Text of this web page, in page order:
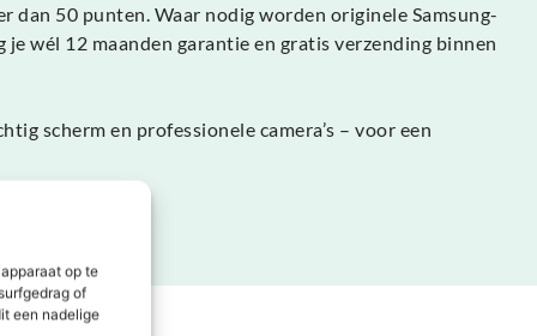
op te
of
een nadelige
50 punten. Waar nodig worden originele Samsung-
wél 12 maanden garantie en gratis verzending binnen
scherm en professionele camera’s – voor een